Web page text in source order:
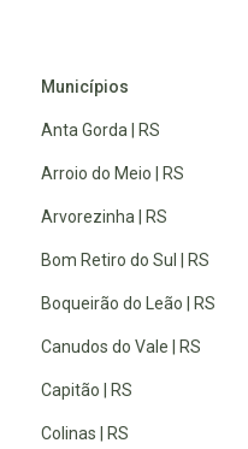
Municípios
Anta Gorda | RS
Arroio do Meio | RS
Arvorezinha | RS
Bom Retiro do Sul | RS
Boqueirão do Leão | RS
Canudos do Vale | RS
Capitão | RS
Colinas | RS